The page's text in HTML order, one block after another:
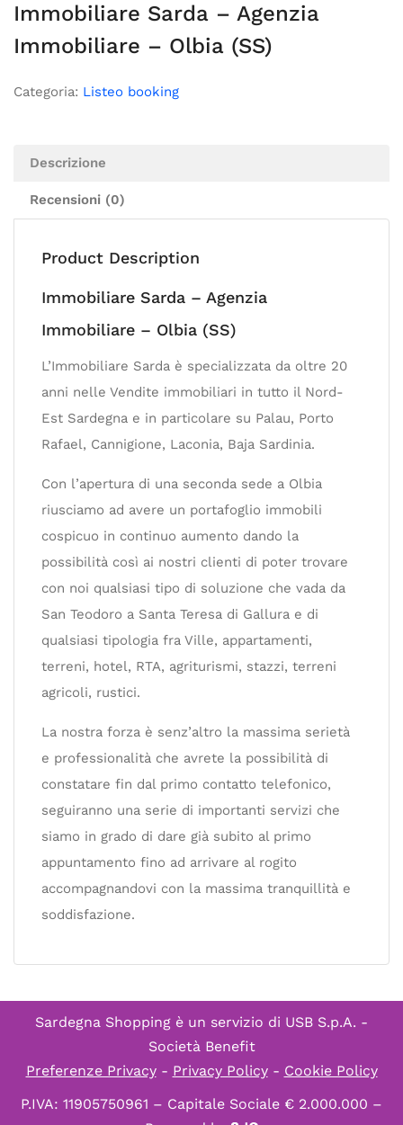
Immobiliare Sarda – Agenzia
Immobiliare – Olbia (SS)
Categoria: Listeo booking
Descrizione
Recensioni (0)
Product Description
Immobiliare Sarda – Agenzia
Immobiliare – Olbia (SS)
L’Immobiliare Sarda è specializzata da oltre 20
anni nelle Vendite immobiliari in tutto il Nord-
Est Sardegna e in particolare su Palau, Porto
Rafael, Cannigione, Laconia, Baja Sardinia.
Con l’apertura di una seconda sede a Olbia
riusciamo ad avere un portafoglio immobili
cospicuo in continuo aumento dando la
possibilità così ai nostri clienti di poter trovare
con noi qualsiasi tipo di soluzione che vada da
San Teodoro a Santa Teresa di Gallura e di
qualsiasi tipologia fra Ville, appartamenti,
terreni, hotel, RTA, agriturismi, stazzi, terreni
agricoli, rustici.
La nostra forza è senz’altro la massima serietà
e professionalità che avrete la possibilità di
constatare fin dal primo contatto telefonico,
seguiranno una serie di importanti servizi che
siamo in grado di dare già subito al primo
appuntamento fino ad arrivare al rogito
accompagnandovi con la massima tranquillità e
soddisfazione.
Sardegna Shopping è un servizio di USB S.p.A. -
Società Benefit
Preferenze Privacy- Privacy Policy- Cookie Policy
P.IVA: 11905750961 – Capitale Sociale € 2.000.000 –